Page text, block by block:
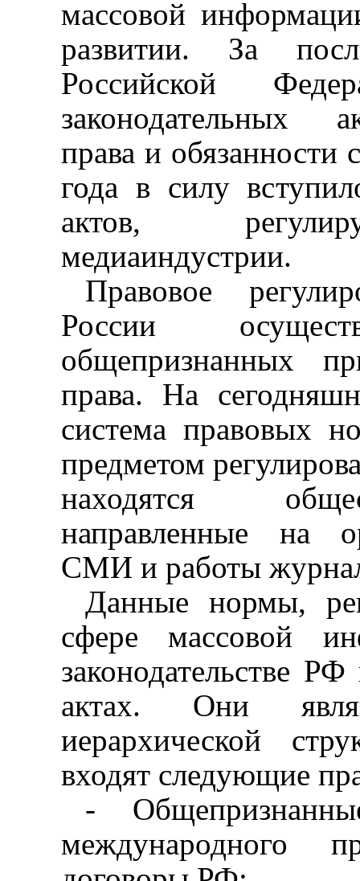
массовой
развитии. За
Российской
законодательных
права и
года в силу
актов,
медиаиндустрии.
Правовое
России
общепризнанных
права. На
система правовых
предметом
находятся
направленные на
СМИ и работы
Данные нормы,
сфере массовой
законодательстве
актах. Они
иерархической
входят следующие
-
международного